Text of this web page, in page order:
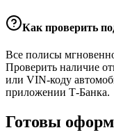
Как проверить
Все полисы
Проверить наличие
или VIN-коду
приложении Т-Банка.
Готовы